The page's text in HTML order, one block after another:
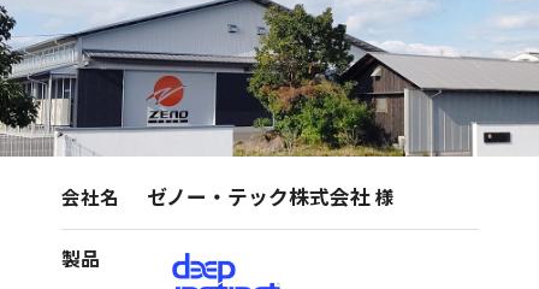
会社名 ゼノー・テック株式会社様
製品